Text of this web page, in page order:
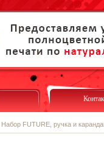
Набор FUTURE, ручка и